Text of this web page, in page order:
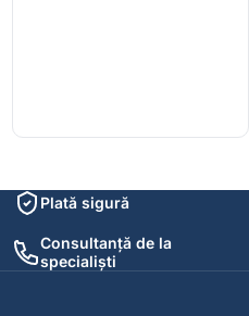
Plată sigură
Consultanță de la
specialiști